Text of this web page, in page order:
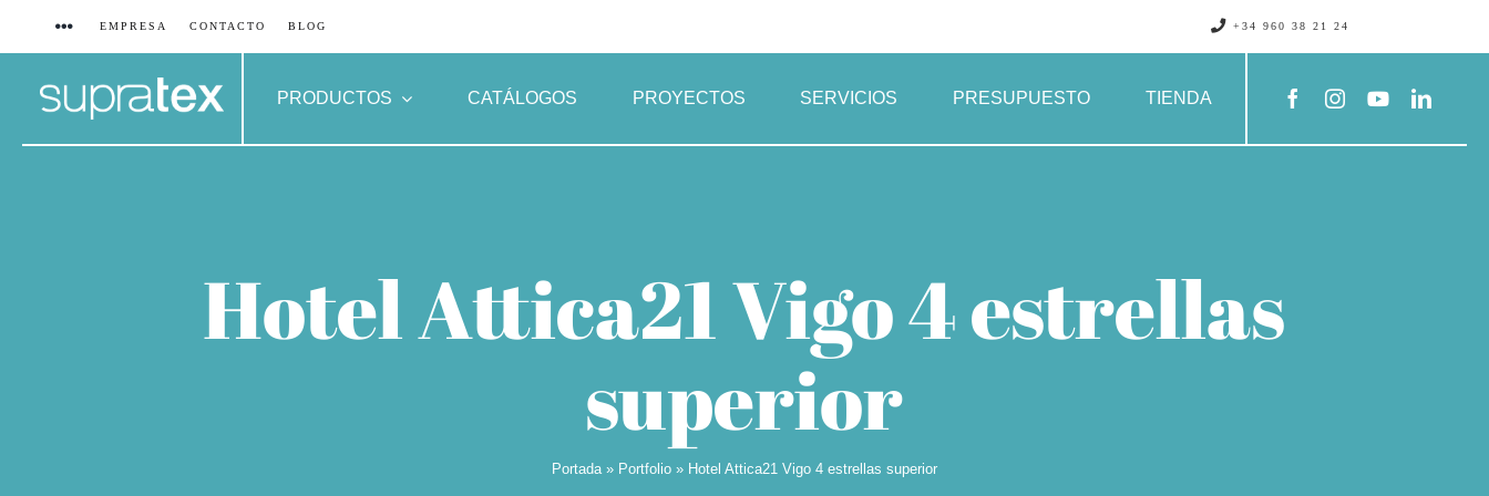
contenido
EMPRESA CONTACTO BLOG +34 960 38 21 24
PRODUCTOS CATÁLOGOS PROYECTOS SERVICIOS PRESUPUESTO TIENDA
Hotel Attica21 Vigo 4 estrellas
superior
Portada» Portfolio» Hotel Attica21 Vigo 4 estrellas superior